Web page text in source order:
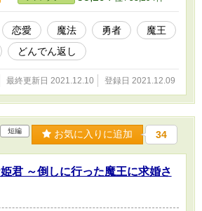
恋愛 魔法 勇者
魔王
どんでん返し
最終更新日 2021.12.10 登録日 2021.12.09
短編 お気に入りに追加 34
君 ～倒しに行った魔王に求婚さ